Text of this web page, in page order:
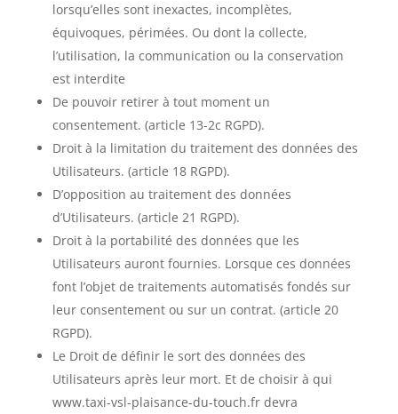
lorsqu’elles sont inexactes, incomplètes,
équivoques, périmées. Ou dont la collecte,
l’utilisation, la communication ou la conservation
est interdite
De pouvoir retirer à tout moment un
consentement. (article 13-2c RGPD).
Droit à la limitation du traitement des données des
Utilisateurs. (article 18 RGPD).
D’opposition au traitement des données
d’Utilisateurs. (article 21 RGPD).
Droit à la portabilité des données que les
Utilisateurs auront fournies. Lorsque ces données
font l’objet de traitements automatisés fondés sur
leur consentement ou sur un contrat. (article 20
RGPD).
Le Droit de définir le sort des données des
Utilisateurs après leur mort. Et de choisir à qui
www.taxi-vsl-plaisance-du-touch.fr devra